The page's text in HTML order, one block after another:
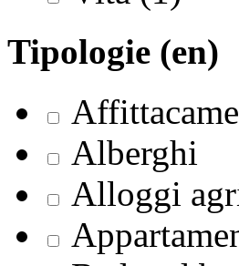
Tipologie (en)
Alberghi
Alloggi